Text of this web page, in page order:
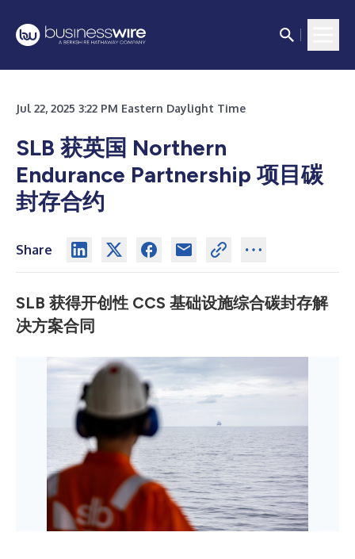
Jul 22, 2025 3:22 PM Eastern Daylight Time
SLB 获英国 Northern
Endurance Partnership 项目碳
封存合约
Share
SLB 获得开创性 CCS 基础设施综合碳封存解
决方案合同